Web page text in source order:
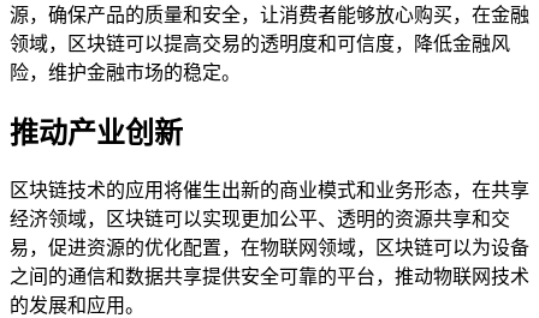
源，确保产品的质量和安全，让消费者能够放心购买，在金融
领域，区块链可以提高交易的透明度和可信度，降低金融风
险，维护金融市场的稳定。
推动产业创新
区块链技术的应用将催生出新的商业模式和业务形态，在共享
经济领域，区块链可以实现更加公平、透明的资源共享和交
易，促进资源的优化配置，在物联网领域，区块链可以为设备
之间的通信和数据共享提供安全可靠的平台，推动物联网技术
的发展和应用。